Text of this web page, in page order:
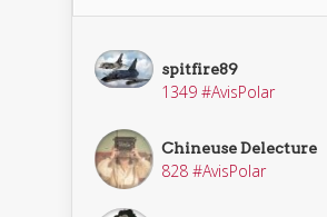
spitfire89
1349 #AvisPolar
Chineuse Delecture
828 #AvisPolar